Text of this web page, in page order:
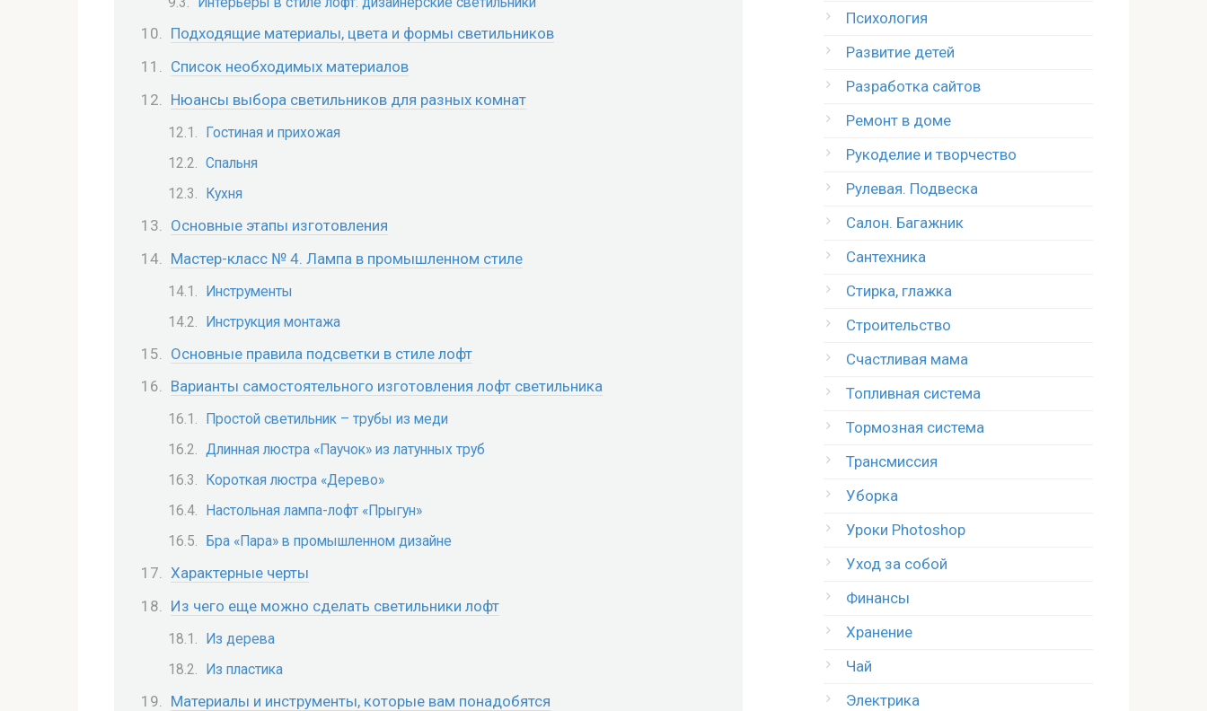
Подходящие материалы, цвета и формы светильников
Список необходимых материалов
Нюансы выбора светильников для разных комнат
Гостиная и прихожая
Спальня
Кухня
Основные этапы изготовления
Мастер-класс № 4. Лампа в промышленном стиле
Инструменты
Инструкция монтажа
Основные правила подсветки в стиле лофт
Варианты самостоятельного изготовления лофт светильника
Простой светильник – трубы из меди
Длинная люстра «Паучок» из латунных труб
Короткая люстра «Дерево»
Настольная лампа-лофт «Прыгун»
Бра «Пара» в промышленном дизайне
Характерные черты
Из чего еще можно сделать светильники лофт
Из дерева
Из пластика
Материалы и инструменты, которые вам понадобятся
Психология
Развитие детей
Разработка сайтов
Ремонт в доме
Рукоделие и творчество
Рулевая. Подвеска
Салон. Багажник
Сантехника
Стирка, глажка
Строительство
Счастливая мама
Топливная система
Тормозная система
Трансмиссия
Уборка
Уроки Photoshop
Уход за собой
Финансы
Хранение
Чай
Электрика